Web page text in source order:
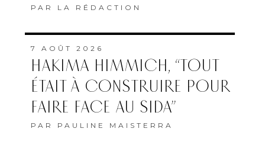
PAR LA RÉDACTION
7 AOÛT 2026
HAKIMA HIMMICH, “TOUT
ÉTAIT À CONSTRUIRE POUR
FAIRE FACE AU SIDA”
PAR PAULINE MAISTERRA